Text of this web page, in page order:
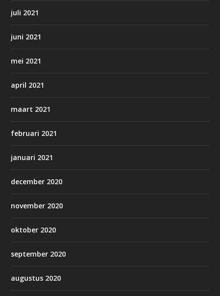
juli 2021
juni 2021
mei 2021
april 2021
maart 2021
februari 2021
januari 2021
december 2020
november 2020
oktober 2020
september 2020
augustus 2020